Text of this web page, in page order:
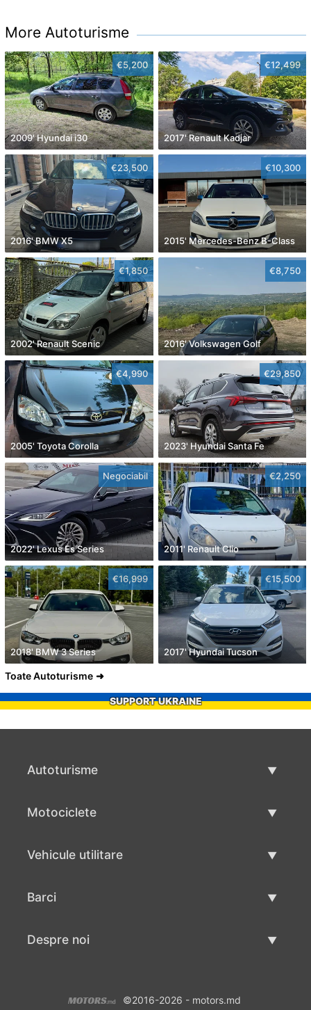
More Autoturisme
€5,200
2009' Hyundai i30
€12,499
2017' Renault Kadjar
€23,500
2016' BMW X5
€10,300
2015' Mercedes-Benz B-Class
€1,850
2002' Renault Scenic
€8,750
2016' Volkswagen Golf
€4,990
2005' Toyota Corolla
€29,850
2023' Hyundai Santa Fe
Negociabil
2022' Lexus Es Series
€2,250
2011' Renault Clio
€16,999
2018' BMW 3 Series
€15,500
2017' Hyundai Tucson
Toate Autoturisme
SUPPORT UKRAINE
Autoturisme
Motociclete
Vehicule utilitare
Barci
Despre noi
©2016-2026 - motors.md